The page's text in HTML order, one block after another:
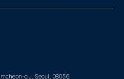
gu, Seoul, 08056